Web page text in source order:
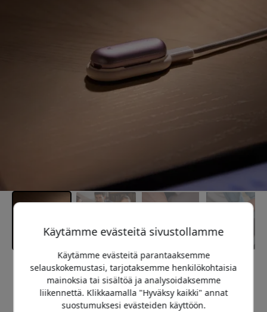
Suositeltava hinta
199.99 EUR
Käytämme evästeitä sivustollamme
Käytämme evästeitä parantaaksemme
selauskokemustasi, tarjotaksemme henkilökohtaisia
mainoksia tai sisältöä ja analysoidaksemme
liikennettä. Klikkaamalla "Hyväksy kaikki" annat
suostumuksesi evästeiden käyttöön.